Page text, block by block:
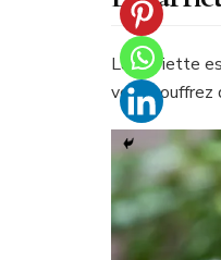
La sarriette
vous souffrez